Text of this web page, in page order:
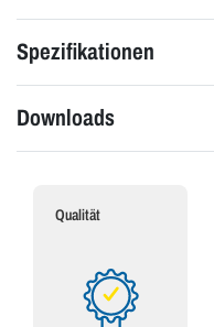
Spezifikationen
Downloads
Qualität